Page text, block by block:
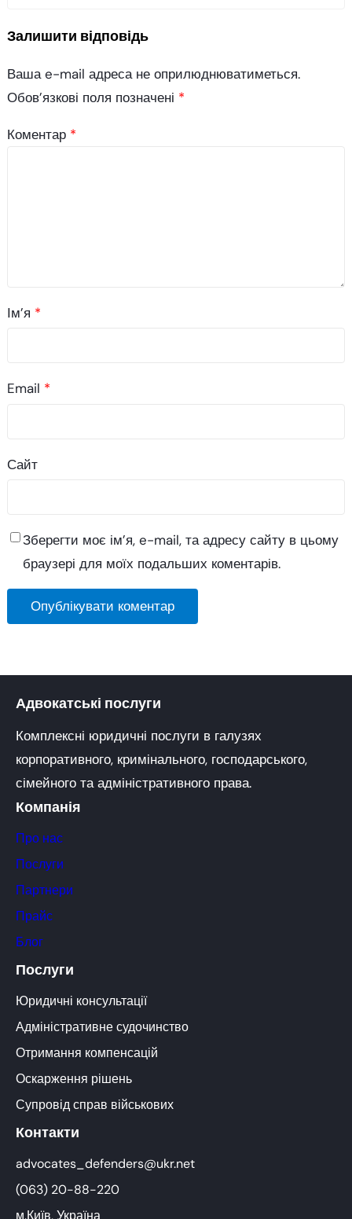
Залишити відповідь
Ваша e-mail адреса не оприлюднюватиметься.
Обов’язкові поля позначені *
Коментар *
Ім’я *
Email *
Сайт
Зберегти моє ім’я, e-mail, та адресу сайту в цьому
браузері для моїх подальших коментарів.
Адвокатські послуги
Комплексні юридичні послуги в галузях
корпоративного, кримінального, господарського,
сімейного та адміністративного права.
Компанія
Про нас
Послуги
Партнери
Прайс
Блог
Послуги
Юридичні консультації
Адміністративне судочинство
Отримання компенсацій
Оскарження рішень
Супровід справ військових
Контакти
advocates_defenders@ukr.net
(063) 20-88-220
м.Київ, Україна